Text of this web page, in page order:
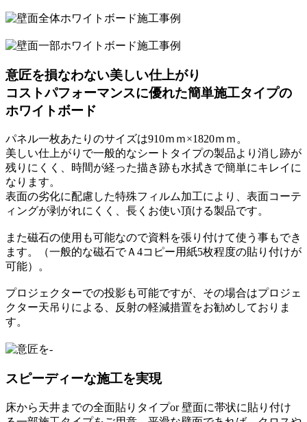
意匠を損なわない美しい仕上がり
コストパフォーマンスに優れた簡単施工タイプの
ホワイトボード
パネル一枚あたりのサイズは910ｍｍ×1820ｍｍ。
美しい仕上がりで一般的なシートタイプの製品より消し跡が
残りにくく、時間が経った描き跡も水拭きで簡単にキレイに
なります。
表面の劣化に配慮した特殊フィルム加工により、表面コーテ
ィングが剥がれにくく、長くお使い頂ける製品です。
また磁石の使用も可能なので資料を張り付けて使う事もでき
ます。（一般的な磁石でＡ4コピー用紙5枚程度の貼り付けが
可能）。
プロジェクターでの投影も可能ですが、その場合はプロジェ
クター天吊りによる、反射の軽減措置をお勧めしておりま
す。
スピーディーな施工を実現
床から天井までの全面貼りタイプor 壁面に帯状に貼り付け